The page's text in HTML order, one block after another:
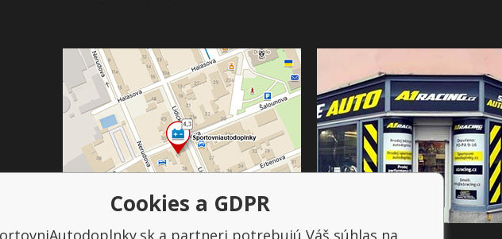
Cookies a GDPR
a partneri potrebujú Váš súhlas na